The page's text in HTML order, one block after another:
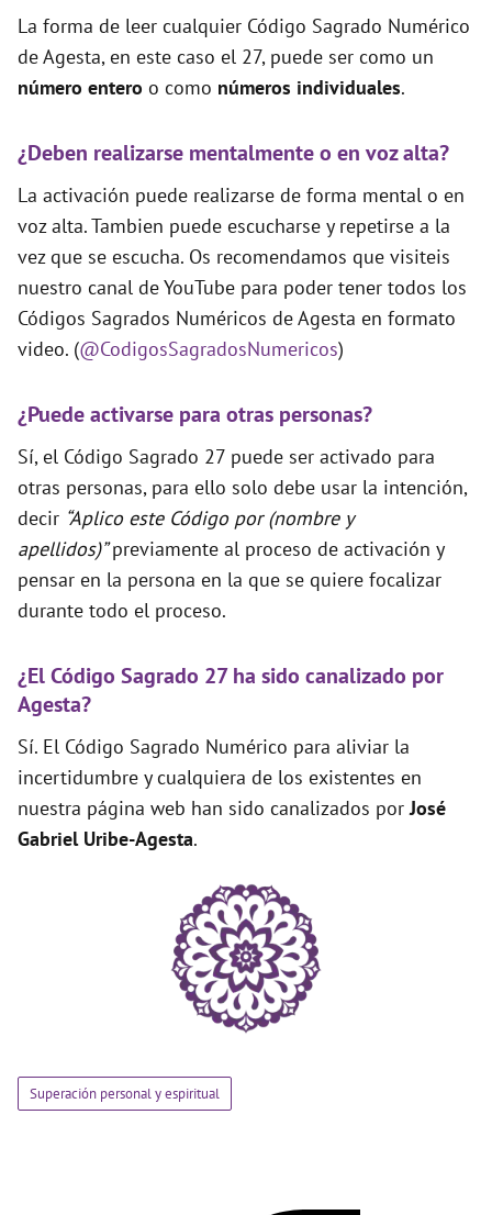
La forma de leer cualquier Código Sagrado Numérico
de Agesta, en este caso el 27, puede ser como un
número entero o como números individuales.
¿Deben realizarse mentalmente o en voz alta?
La activación puede realizarse de forma mental o en
voz alta. Tambien puede escucharse y repetirse a la
vez que se escucha. Os recomendamos que visiteis
nuestro canal de YouTube para poder tener todos los
Códigos Sagrados Numéricos de Agesta en formato
video. (@CodigosSagradosNumericos)
¿Puede activarse para otras personas?
Sí, el Código Sagrado 27 puede ser activado para
otras personas, para ello solo debe usar la intención,
decir “Aplico este Código por (nombre y
apellidos)”previamente al proceso de activación y
pensar en la persona en la que se quiere focalizar
durante todo el proceso.
¿El Código Sagrado 27 ha sido canalizado por
Agesta?
Sí. El Código Sagrado Numérico para aliviar la
incertidumbre y cualquiera de los existentes en
nuestra página web han sido canalizados porJosé
Gabriel Uribe-Agesta.
Superación personal y espiritual